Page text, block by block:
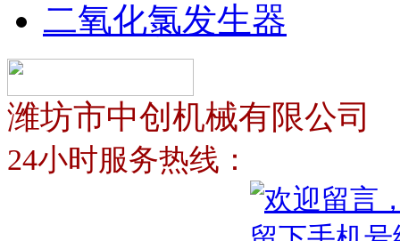
二氧化氯发生器
潍坊市中创机械有限公司
24小时服务热线：